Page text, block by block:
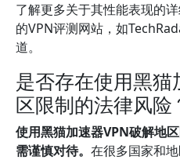
了解更多关于其性能表现的
的VPN评测网站，如
道。
是否存在使用黑
区限制的法律风险
使用黑猫加速器VPN破解地
需谨慎对待。 在很多国家和